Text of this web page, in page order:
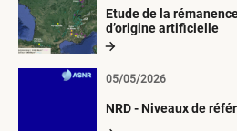
Etude de la
d’origine artificielle
NRD - Niveaux de
05/05/2026